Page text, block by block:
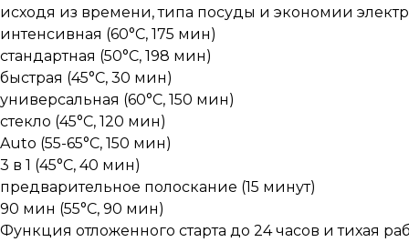
исходя из времени, типа посуды и экономии
интенсивная (60°С, 175 мин)
стандартная (50°С, 198 мин)
быстрая (45°С, 30 мин)
универсальная (60°С, 150 мин)
стекло (45°С, 120 мин)
Auto (55-65°С, 150 мин)
3 в 1 (45°С, 40 мин)
предварительное полоскание (15 минут)
90 мин (55°С, 90 мин)
Функция отложенного старта до 24 часов и тихая